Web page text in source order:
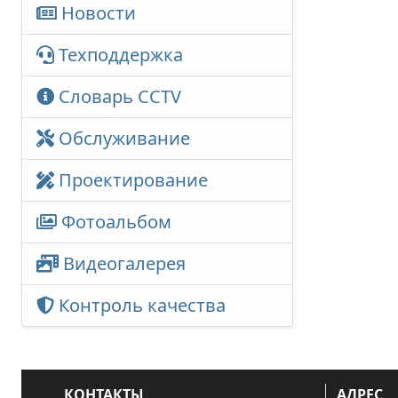
Новости
Техподдержка
Словарь CCTV
Обслуживание
Проектирование
Фотоальбом
Видеогалерея
Контроль качества